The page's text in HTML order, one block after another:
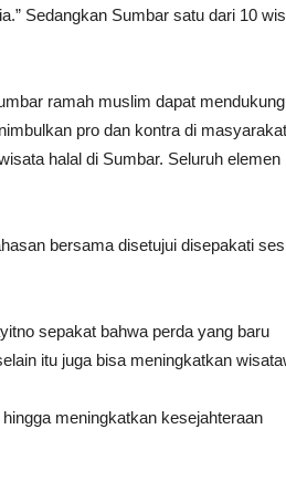
Sedangkan Sumbar satu dari 10
ramah muslim dapat mendukung
pro dan kontra di
halal di Sumbar. Seluruh elemen
bersama disetujui disepakati
sepakat bahwa perda yang baru
itu juga bisa meningkatkan
meningkatkan kesejahteraan